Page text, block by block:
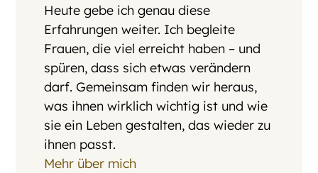
Heute gebe ich genau diese
Erfahrungen weiter. Ich begleite
Frauen, die viel erreicht haben – und
spüren, dass sich etwas verändern
darf. Gemeinsam finden wir heraus,
was ihnen wirklich wichtig ist und wie
sie ein Leben gestalten, das wieder zu
ihnen passt.
Mehr über mich